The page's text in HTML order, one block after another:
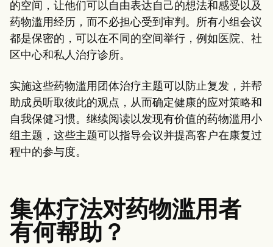
Patient Visit Summary Template
Help Center
Demos
Training Hub
Webinars
Become a Partner
Pricing
Why Carepatron?
Login
Get started
的空间，让他们可以自由表达自己的想法和感受以及
药物滥用经历，而不必担心受到审判。所有小组会议
都是保密的，可以在不同的空间举行，例如医院、社
区中心和私人治疗诊所。
实施这些药物滥用团体治疗主题可以防止复发，并帮
助成员听取彼此的观点，从而确定健康的应对策略和
自我保健习惯。继续阅读以发现有价值的药物滥用小
组主题，这些主题可以指导会议并提高客户在康复过
程中的参与度。
集体疗法对药物滥用者
有何帮助？